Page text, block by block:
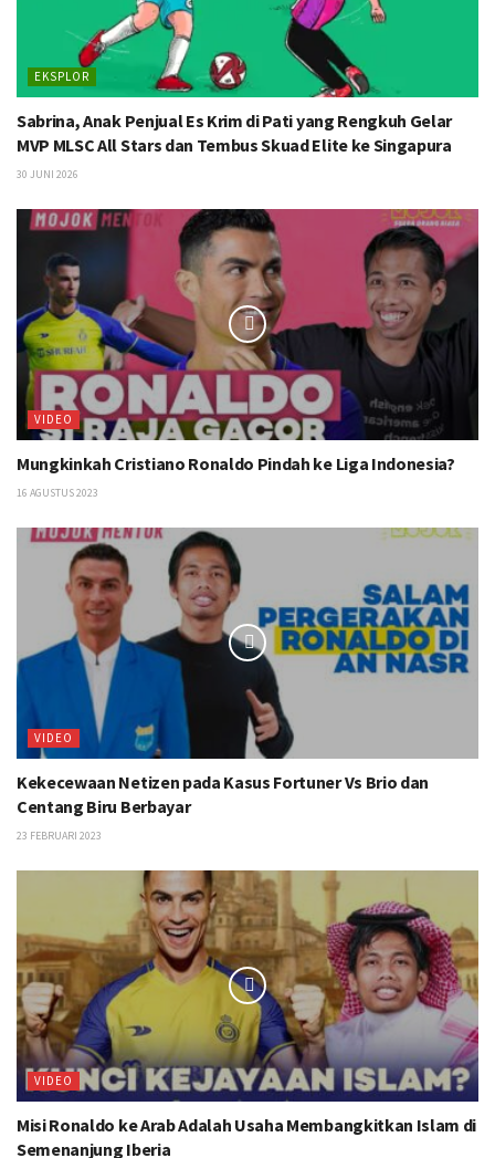
EKSPLOR
Sabrina, Anak Penjual Es Krim di Pati yang Rengkuh Gelar
MVP MLSC All Stars dan Tembus Skuad Elite ke Singapura
30 JUNI 2026
VIDEO
Mungkinkah Cristiano Ronaldo Pindah ke Liga Indonesia?
16 AGUSTUS 2023
VIDEO
Kekecewaan Netizen pada Kasus Fortuner Vs Brio dan
Centang Biru Berbayar
23 FEBRUARI 2023
VIDEO
Misi Ronaldo ke Arab Adalah Usaha Membangkitkan Islam di
Semenanjung Iberia